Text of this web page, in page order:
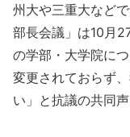
州大や三重大など
部長会議」は10月
の学部・大学院に
変更されておらず
い」と抗議の共同